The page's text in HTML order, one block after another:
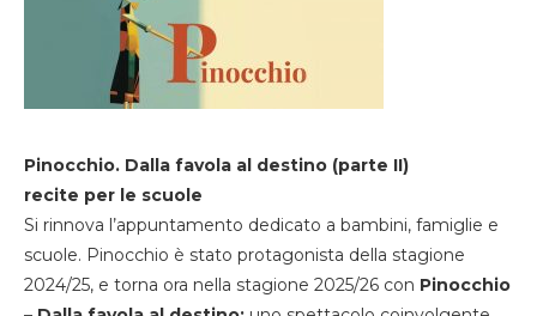
Pinocchio. Dalla favola al destino (parte II)
recite per le scuole
Si rinnova l’appuntamento dedicato a bambini, famiglie e
scuole. Pinocchio è stato protagonista della stagione
2024/25, e torna ora nella stagione 2025/26 con Pinocchio